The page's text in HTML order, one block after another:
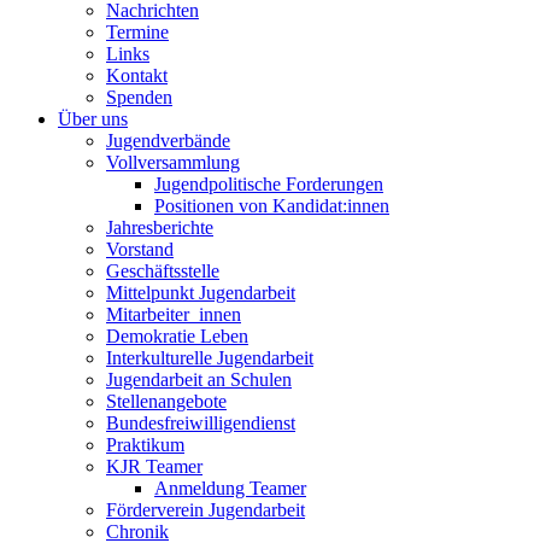
Nachrichten
Termine
Links
Kontakt
Spenden
Über uns
Jugendverbände
Vollversammlung
Jugendpolitische Forderungen
Positionen von Kandidat:innen
Jahresberichte
Vorstand
Geschäftsstelle
Mittelpunkt Jugendarbeit
Mitarbeiter_innen
Demokratie Leben
Interkulturelle Jugendarbeit
Jugendarbeit an Schulen
Stellenangebote
Bundesfreiwilligendienst
Praktikum
KJR Teamer
Anmeldung Teamer
Förderverein Jugendarbeit
Chronik